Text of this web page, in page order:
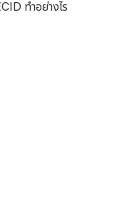
ทำอย่างไร